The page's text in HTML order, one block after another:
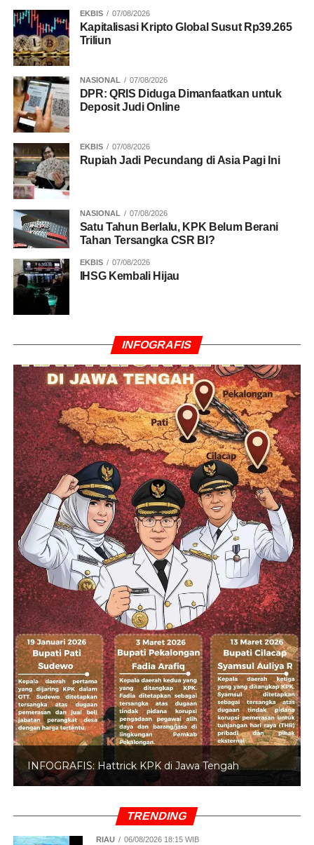
EKBIS 07/08/2026
Kapitalisasi Kripto Global Susut Rp39.265
Triliun
NASIONAL 07/08/2026
DPR: QRIS Diduga Dimanfaatkan untuk
Deposit Judi Online
EKBIS 07/08/2026
Rupiah Jadi Pecundang di Asia Pagi Ini
NASIONAL 07/08/2026
Satu Tahun Berlalu, KPK Belum Berani
Tahan Tersangka CSR BI?
EKBIS 07/08/2026
IHSG Kembali Hijau
INFOGRAFIS
INFOGRAFIS: Hattrick KPK di Jawa Tengah
TRENDING
RIAU 06/08/2026 18:15 WIB